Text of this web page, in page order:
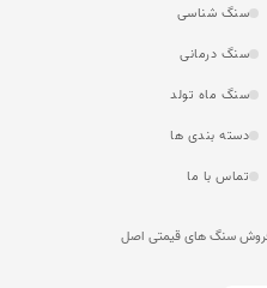
سنگ شناسی
سنگ درمانی
سنگ ماه تولد
دسته بندی ها
تماس با ما
فروش سنگ های قیمتی اصل